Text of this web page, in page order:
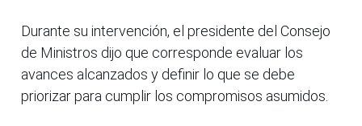
Durante su intervención, el presidente del Consejo
de Ministros dijo que corresponde evaluar los
avances alcanzados y definir lo que se debe
priorizar para cumplir los compromisos asumidos.